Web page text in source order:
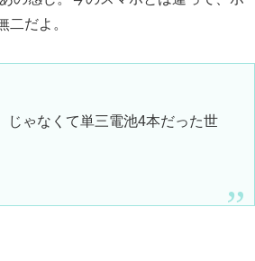
だよ。
じゃなくて単三電池4本だった世